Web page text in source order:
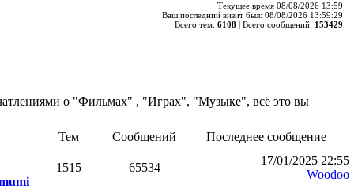
Текущее время 08/08/2026 13:59
Ваш последний визит был: 08/08/2026 13:59:29
Всего тем: 6108 | Всего сообщений: 153429
о "Фильмах" , "Играх", "Музыке", всё это вы
Тем Сообщений
Последнее сообщение
1515 65534
17/01/2025 22:55
Woodoo